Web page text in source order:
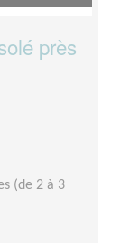
près
(de 2 à 3